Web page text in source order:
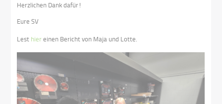
Herzlichen Dank dafür!
Eure SV
Lest hiereinen Bericht von Maja und Lotte.